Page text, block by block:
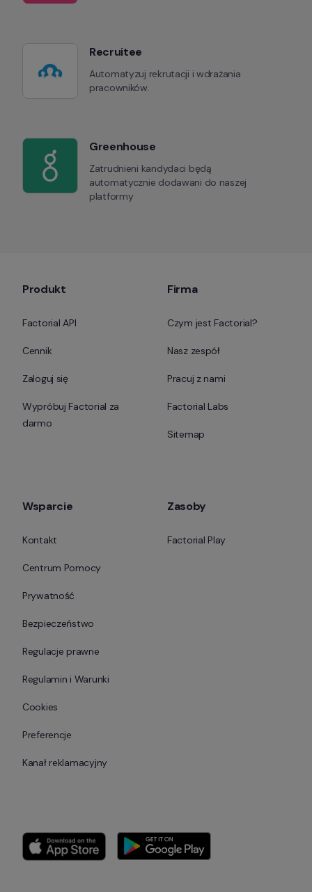
Recruitee
Automatyzuj rekrutacji i wdrażania
pracowników.
Greenhouse
Zatrudnieni kandydaci będą
automatycznie dodawani do naszej
platformy
Produkt
Factorial API
Cennik
Zaloguj się
Wypróbuj Factorial za
darmo
Firma
Czym jest Factorial?
Nasz zespół
Pracuj z nami
Factorial Labs
Sitemap
Wsparcie
Kontakt
Centrum Pomocy
Prywatność
Bezpieczeństwo
Regulacje prawne
Regulamin i Warunki
Cookies
Preferencje
Kanał reklamacyjny
Zasoby
Factorial Play